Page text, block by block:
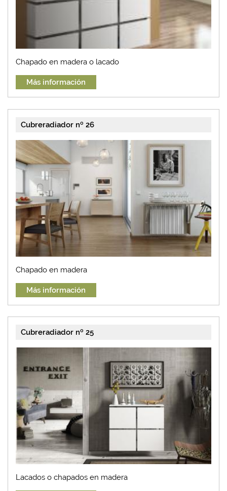
Chapado en madera o lacado
Más información
Cubreradiador nº 26
Chapado en madera
Más información
Cubreradiador nº 25
Lacados o chapados en madera